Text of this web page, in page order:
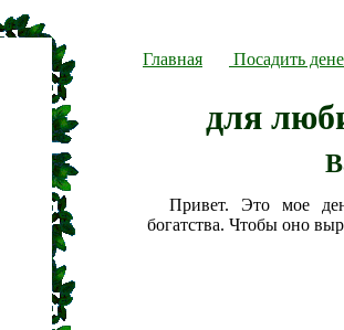
Главная Посадить
для
Привет. Это мое
богатства. Чтобы оно